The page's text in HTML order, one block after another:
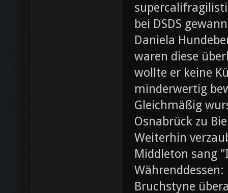
bei DSDS
Daniela
waren diese
wollte er keine
minderwertig
Gleichmäßig
Osnabrück zu
Weiterhin
Middleton sang
Bruchstyne